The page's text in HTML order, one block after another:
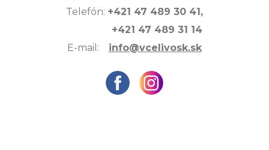
Telefón: +421 47 489 30 41,
+421 47 489 31 14
E-mail: info@vcelivosk.sk